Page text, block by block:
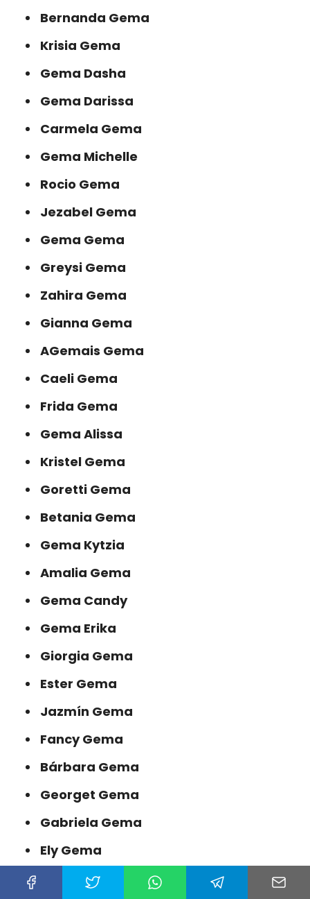
Bernanda Gema
Krisia Gema
Gema Dasha
Gema Darissa
Carmela Gema
Gema Michelle
Rocio Gema
Jezabel Gema
Gema Gema
Greysi Gema
Zahira Gema
Gianna Gema
AGemais Gema
Caeli Gema
Frida Gema
Gema Alissa
Kristel Gema
Goretti Gema
Betania Gema
Gema Kytzia
Amalia Gema
Gema Candy
Gema Erika
Giorgia Gema
Ester Gema
Jazmín Gema
Fancy Gema
Bárbara Gema
Georget Gema
Gabriela Gema
Ely Gema
Katia Gema